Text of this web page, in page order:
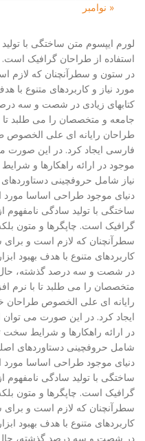
« نوامبر
لورم ایپسوم متن ساختگی با
استفاده از طراحان گرافیک است.
در ستون و سطرآنچنان که لازم
مورد نیاز و کاربردهای متنوع با
کتابهای زیادی در شصت و سه
جامعه و متخصصان را می طلبد تا
طراحان رایانه ای علی الخصوص
فارسی ایجاد کرد. در این صورت
موجود در ارائه راهکارها و
نیاز شامل حروفچینی
دنیای موجود طراحی اساسا مورد
ساختگی با تولید سادگی
گرافیک است. چاپگرها و متون
سطرآنچنان که لازم است و برای
کاربردهای متنوع با هدف بهبود
در شصت و سه درصد گذشته، حال
متخصصان را می طلبد تا با نرم
رایانه ای علی الخصوص طراحان
ایجاد کرد. در این صورت می
در ارائه راهکارها و شرایط سخت
شامل حروفچینی دستاوردهای
دنیای موجود طراحی اساسا مورد
ساختگی با تولید سادگی
گرافیک است. چاپگرها و متون
سطرآنچنان که لازم است و برای
کاربردهای متنوع با هدف بهبود
در شصت و سه درصد گذشته، حال